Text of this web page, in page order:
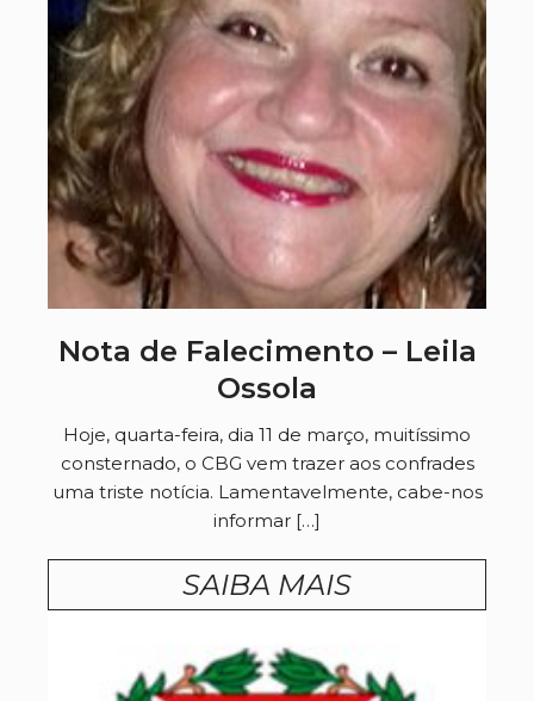
Nota de Falecimento – Leila
Ossola
Hoje, quarta-feira, dia 11 de março, muitíssimo
consternado, o CBG vem trazer aos confrades
uma triste notícia. Lamentavelmente, cabe-nos
informar […]
SAIBA MAIS